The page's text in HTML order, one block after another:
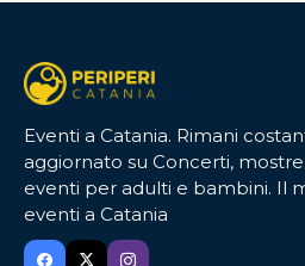
Eventi a Catania. Rimani
aggiornato su Concerti,
eventi per adulti e bambini. Il
eventi a Catania